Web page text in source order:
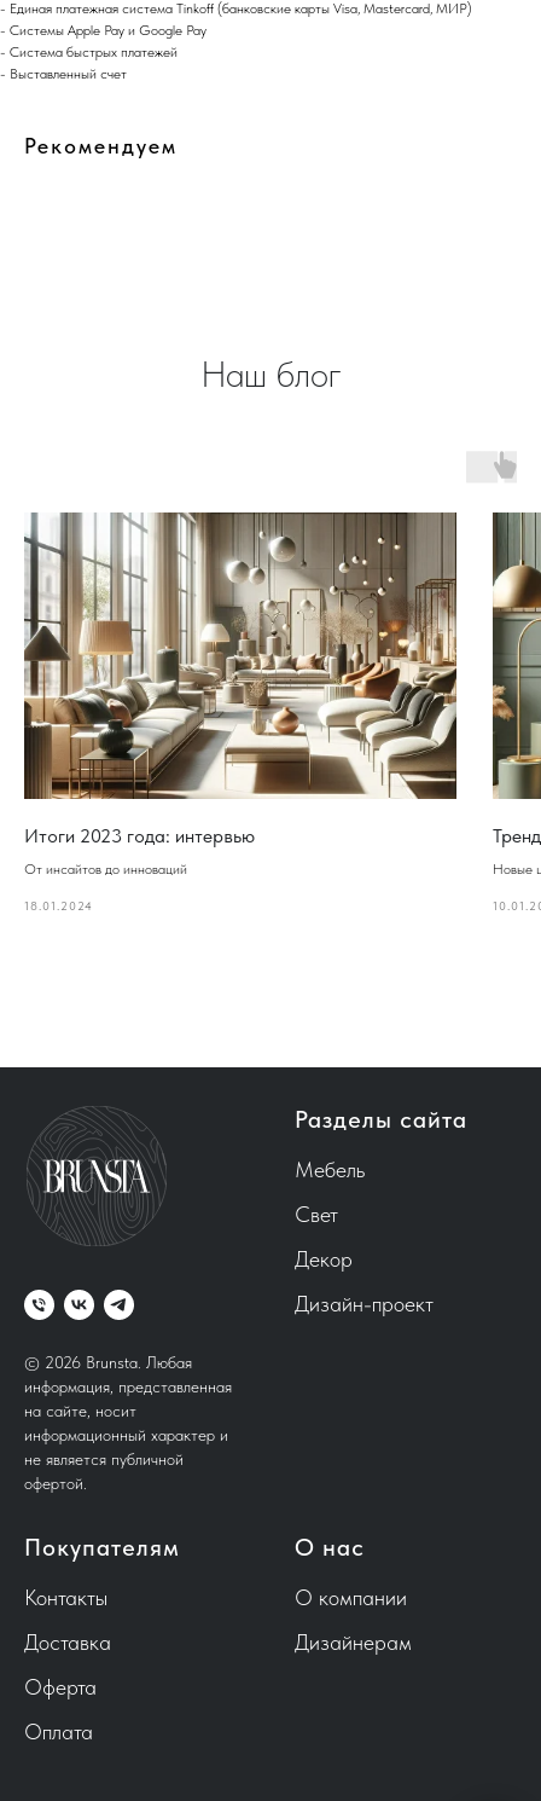
- Eдиная платежная система Tinkoff (банковские карты Visa, Mastercard, МИР)
- Системы Apple Pay и Google Pay
- Система быстрых платежей
- Выставленный счет
Рекомендуем
Наш блог
Итоги 2023 года: интервью
От инсайтов до инноваций
18.01.2024
Новые
© 2026 Brunsta. Любая
информация, представленная
на сайте, носит
информационный характер и
не является публичной
офертой.
Разделы сайта
Мебель
Свет
Декор
Дизайн-проект
Покупателям
Контакты
Доставка
Оферта
Оплата
О нас
О компании
Дизайнерам